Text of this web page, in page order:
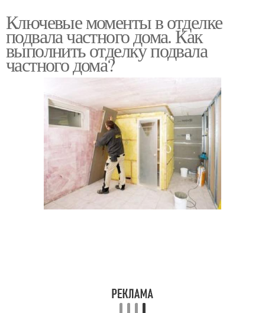
Ключевые моменты в отделке
подвала частного дома. Как
выполнить отделку подвала
частного дома?